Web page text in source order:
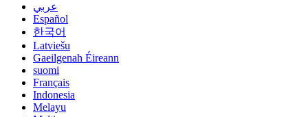
عربي
Español
한국어
Latviešu
Gaeilgenah Éireann
suomi
Français
Indonesia
Melayu